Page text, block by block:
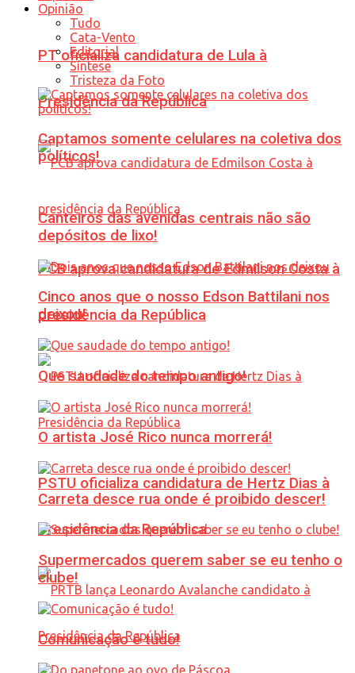
PT oficializa candidatura de Lula à
Presidência da República
PCB aprova candidatura de Edmilson Costa à
presidência da República
PSTU oficializa candidatura de Hertz Dias à
Presidência da República
Opinião
Tudo
Cata-Vento
Editorial
Síntese
Tristeza da Foto
Captamos somente celulares na coletiva dos
políticos!
Canteiros das avenidas centrais não são
depósitos de lixo!
Cinco anos que o nosso Edson Battilani nos
deixou!
Que saudade do tempo antigo!
O artista José Rico nunca morrerá!
Carreta desce rua onde é proibido descer!
Supermercados querem saber se eu tenho o
clube!
Comunicação é tudo!